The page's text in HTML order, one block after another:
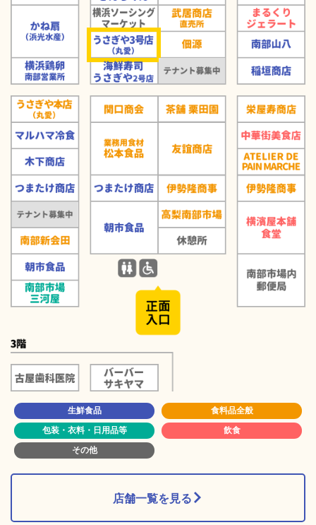
生鮮食品
食料品全般
包装・衣料・日用品等
飲食
その他
店舗一覧を見る